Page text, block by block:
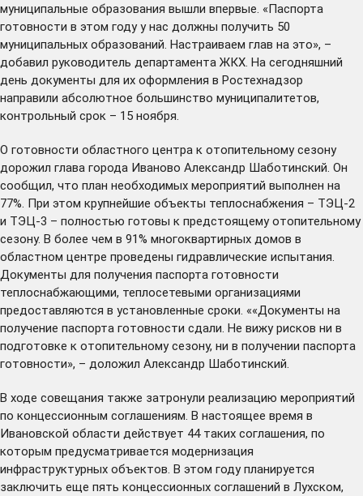
муниципальные образования вышли впервые. «Паспорта
готовности в этом году у нас должны получить 50
муниципальных образований. Настраиваем глав на это», –
добавил руководитель департамента ЖКХ. На сегодняшний
день документы для их оформления в Ростехнадзор
направили абсолютное большинство муниципалитетов,
контрольный срок – 15 ноября.
О готовности областного центра к отопительному сезону
дорожил глава города Иваново Александр Шаботинский. Он
сообщил, что план необходимых мероприятий выполнен на
77%. При этом крупнейшие объекты теплоснабжения – ТЭЦ-2
и ТЭЦ-3 – полностью готовы к предстоящему отопительному
сезону. В более чем в 91% многоквартирных домов в
областном центре проведены гидравлические испытания.
Документы для получения паспорта готовности
теплоснабжающими, теплосетевыми организациями
предоставляются в установленные сроки. ««Документы на
получение паспорта готовности сдали. Не вижу рисков ни в
подготовке к отопительному сезону, ни в получении паспорта
готовности», – доложил Александр Шаботинский.
В ходе совещания также затронули реализацию мероприятий
по концессионным соглашениям. В настоящее время в
Ивановской области действует 44 таких соглашения, по
которым предусматривается модернизация
инфраструктурных объектов. В этом году планируется
заключить еще пять концессионных соглашений в Лухском,